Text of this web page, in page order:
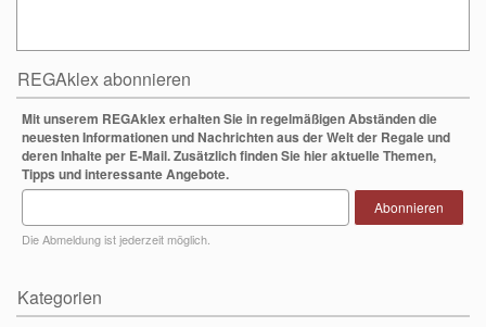
REGAklex abonnieren
Mit unserem REGAklex erhalten Sie in regelmäßigen Abständen die
neuesten Informationen und Nachrichten aus der Welt der Regale und
deren Inhalte per E-Mail. Zusätzlich finden Sie hier aktuelle Themen,
Tipps und interessante Angebote.
Die Abmeldung ist jederzeit möglich.
Abonnieren
Kategorien